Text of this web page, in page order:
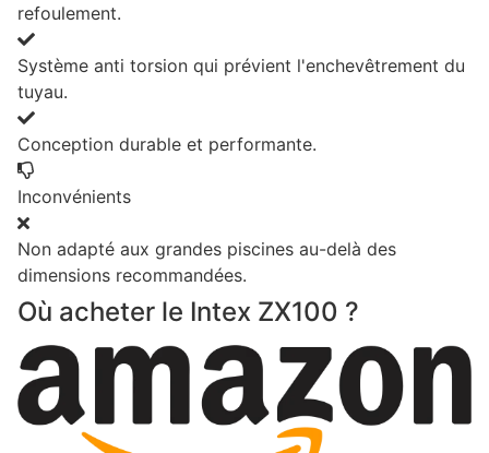
refoulement.
Système anti torsion qui prévient l'enchevêtrement du
tuyau.
Conception durable et performante.
Inconvénients
Non adapté aux grandes piscines au-delà des
dimensions recommandées.
Où acheter le Intex ZX100 ?